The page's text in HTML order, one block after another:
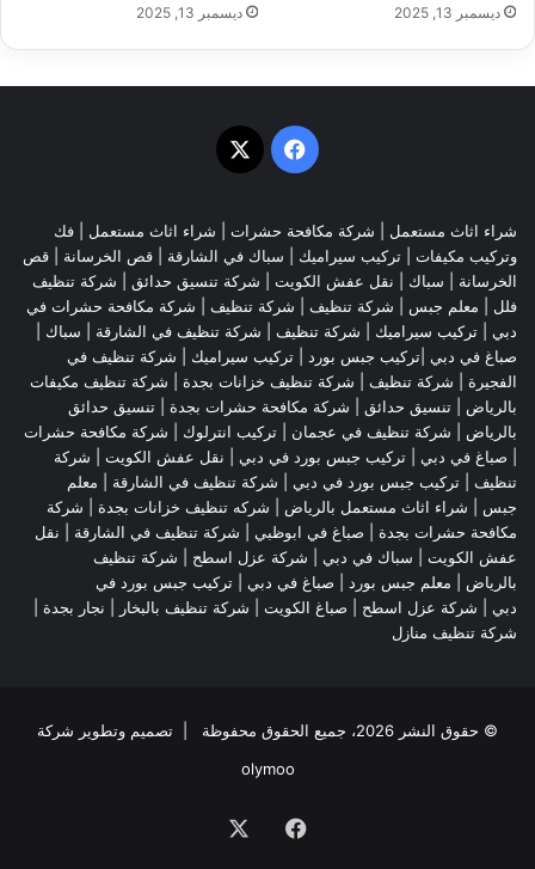
ديسمبر 13, 2025 ديسمبر 13, 2025
فيسبوك
‫X
شراء اثاث مستعمل شركة مكافحة حشرات شراء اثاث مستعمل
فك
وتركيب مكيفات | تركيب سيراميك | سباك في الشارقة قص الخرسانة | قص
الخرسانة | سباك نقل عفش الكويت شركة تنسيق حدائق
شركة تنظيف
فلل
معلم جبس شركة تنظيف شركة تنظيف
شركة مكافحة حشرات في
دبي
تركيب سيراميك شركة تنظيف شركة تنظيف في الشارقة | سباك |
صباغ في دبي |تركيب جبس بورد | تركيب سيراميك
شركة تنظيف في
الفجيرة
شركة تنظيف شركة تنظيف خزانات بجدة
شركة تنظيف مكيفات
بالرياض
تنسيق حدائق شركة مكافحة حشرات بجدة
تنسيق حدائق
بالرياض
شركة تنظيف في عجمان | تركيب انترلوك | شركة مكافحة حشرات
صباغ في دبي تركيب جبس بورد في دبي نقل عفش الكويت
شركة
تنظيف
تركيب جبس بورد في دبي شركة تنظيف في الشارقة
معلم
جبس
شراء اثاث مستعمل بالرياض شركه تنظيف خزانات بجدة
شركة
مكافحة حشرات بجدة
صباغ في ابوظبي شركة تنظيف في الشارقة
نقل
عفش الكويت | سباك في دبي | شركة عزل اسطح
شركة تنظيف
بالرياض
معلم جبس بورد صباغ في دبي
تركيب جبس بورد في
دبي
شركة عزل اسطح صباغ الكويت شركة تنظيف بالبخار نجار بجدة
شركة تنظيف منازل
© حقوق النشر 2026، جميع الحقوق محفوظة | تصميم وتطوير شركة
olymoo
فيسبوك